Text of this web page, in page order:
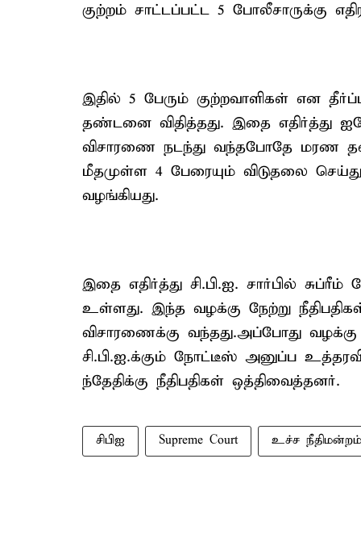
குற்றம் சாட்டப்பட்ட 5 போலீசாருக்கு
இதில் 5 பேரும் குற்றவாளிகள் என
தண்டனை விதித்தது. இதை எதிர்த்து
விசாரணை நடந்து வந்தபோதே மரண
மீதமுள்ள 4 பேரையும் விடுதலை
வழங்கியது.
இதை எதிர்த்து சி.பி.ஐ. சார்பில்
உள்ளது. இந்த வழக்கு நேற்று
விசாரணைக்கு வந்தது.அப்போது வழக்கு
சி.பி.ஐ.க்கும் நோட்டீஸ் அனுப்ப
ந்தேதிக்கு நீதிபதிகள் ஒத்திவைத்தனர்.
சிபிஐ Supreme Court உச்ச நீதிமன்றம்